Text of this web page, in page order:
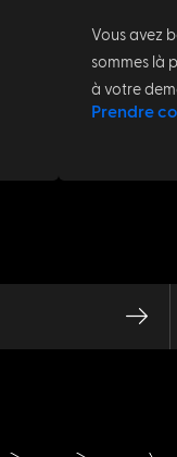
Vous avez
sommes là
à votre
Prendre